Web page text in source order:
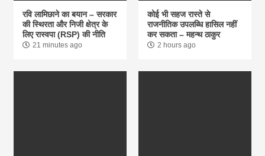
रवि लामिछाने का बयान – सरकार
की स्थिरता और निजी क्षेत्र के
लिए रास्वपा (RSP) की नीति
21 minutes ago
कोई भी सहज रास्ते से
राजनीतिक उपलब्धि हासिल नहीं
कर सकता – महन्थ ठाकुर
2 hours ago